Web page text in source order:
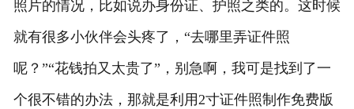
照片的情况，比如说办身份证、护照之类的。这时候
就有很多小伙伴会头疼了，“去哪里弄证件照
呢？”“花钱拍又太贵了”，别急啊，我可是找到了一
个很不错的办法，那就是利用2寸证件照制作免费版